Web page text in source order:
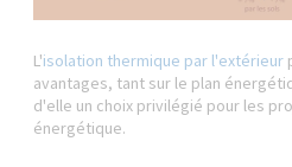
L'isolation thermique par l'extérieur
avantages, tant sur le plan
d'elle un choix privilégié pour les
énergétique.